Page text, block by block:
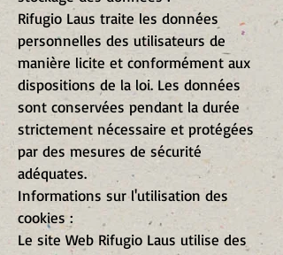
Rifugio Laus traite les données
personnelles des utilisateurs de
manière licite et conformément aux
dispositions de la loi. Les données
sont conservées pendant la durée
strictement nécessaire et protégées
par des mesures de sécurité
adéquates.
Informations sur l'utilisation des
cookies :
Le site Web Rifugio Laus utilise des